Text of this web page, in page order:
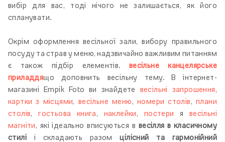
вибір для вас, тоді нічого не залишається, як його
спланувати.
Окрім оформлення весільної зали, вибору правильного
посуду та страв у меню, надзвичайно важливим питанням
є також підбір елементів. весільне канцелярське
приладдящо доповнить весільну тему. В інтернет-
магазині Empik Foto ви знайдете весільні запрошення
картки з місцями
весільне меню номери столів ,плани
столів ,гостьова книга наклейки постери я весільні
магніти
, які ідеально вписуються в весілля в класичному
стилі і складають разомцілісний та гармонійний